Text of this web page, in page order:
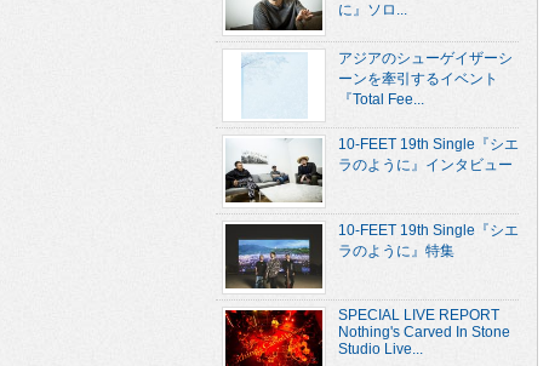
に』ソロ...
アジアのシューゲイザーシ
ーンを牽引するイベント
『Total Fee...
10-FEET 19th Single『シエ
ラのように』インタビュー
10-FEET 19th Single『シエ
ラのように』特集
SPECIAL LIVE REPORT
Nothing's Carved In Stone
Studio Live...